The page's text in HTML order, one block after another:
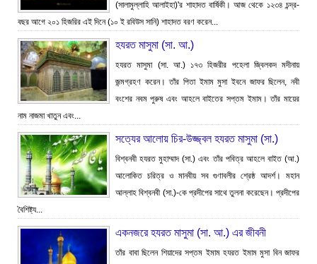
(সালামুল্লাহি আলাইহা)'র শাহাদত বার্ষিকী। আজ থেকে ১২৩৪ চন্দ্র-
বছর আগে ২০১ হিজরির এই দিনে (১০ ই রবিউস সানি) শাহাদত বরণ করেন...
হযরত মাসুমা (সা. আ.)
হযরত মাসুমা (সা. আ.) ১৭৩ হিজরীর পহেলা জ্বিলকদ মদীনায়
জন্মগ্রহণ করেন। তাঁর পিতা ইমাম মুসা ইবনে জাফর ছিলেন, নবী
বংশের নবম পুরুষ এবং আহলে বাইতের সপ্তম ইমাম। তাঁর মায়ের
নাম নাজমা খাতুন এবং...
সত্যের আলোয় চির-উজ্জ্বল হযরত মাসুমা (সা.)
বিশ্বনবী হযরত মুহাম্মাদ (সা.) এবং তাঁর পবিত্র আহলে বাইত (আ.)
আলোকিত চরিত্র ও মানবীয় সব গুণাবলীর শ্রেষ্ঠ আদর্শ। মহান
আল্লাহ বিশ্বনবী (সা.)-কে প্রদীপের সাথে তুলনা করেছেন। প্রদীপের
বৈশিষ্ট্য...
একনজরে হযরত মাসুমা (সা. আ.) এর জীবনী
তাঁর বাবা ছিলেন শিয়াদের সপ্তম ইমাম হযরত ইমাম মুসা বিন জাফর